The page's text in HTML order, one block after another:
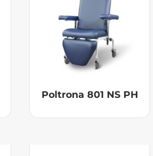
Poltrona 801 NS PH